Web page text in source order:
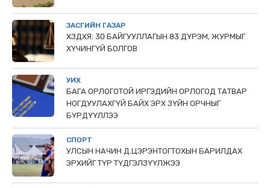
ЗАСГИЙН ГАЗАР
ХЗДХЯ: 30 БАЙГУУЛЛАГЫН 83 ДҮРЭМ, ЖУРМЫГ
ХҮЧИНГҮЙ БОЛГОВ
УИХ
БАГА ОРЛОГОТОЙ ИРГЭДИЙН ОРЛОГОД ТАТВАР
НОГДУУЛАХГҮЙ БАЙХ ЭРХ ЗҮЙН ОРЧНЫГ
БҮРДҮҮЛЛЭЭ
СПОРТ
УЛСЫН НАЧИН Д.ЦЭРЭНТОГТОХЫН БАРИЛДАХ
ЭРХИЙГ ТҮР ТҮДГЭЛЗҮҮЛЖЭЭ